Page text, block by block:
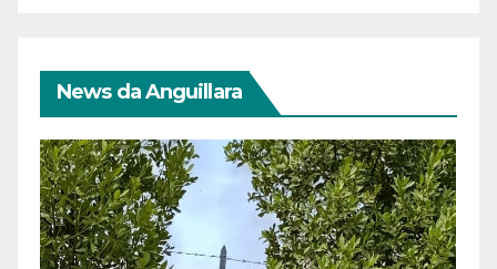
News da Anguillara